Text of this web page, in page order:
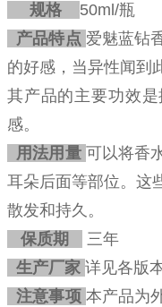
规格
50ml/瓶
产品特点 爱魅蓝钻
的好感，当异性闻到
其产品的主要功效
感。
用法用量 可以将香
耳朵后面等部位。这
散发和持久。‌
保质期
三年
生产厂家 详见各版
注意事项 本产品为